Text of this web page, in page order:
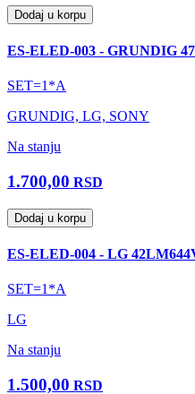
Dodaj u korpu
ES-ELED-003 - GRUNDIG
SET=1*A
GRUNDIG, LG, SONY
Na stanju
1.700,00 RSD
Dodaj u korpu
ES-ELED-004 - LG
SET=1*A
LG
Na stanju
1.500,00 RSD